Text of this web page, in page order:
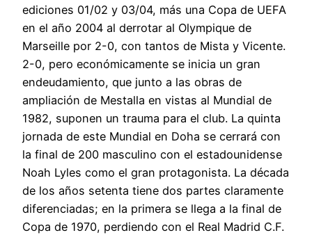
ediciones 01/02 y 03/04, más una Copa de UEFA
en el año 2004 al derrotar al Olympique de
Marseille por 2-0, con tantos de Mista y Vicente.
2-0, pero económicamente se inicia un gran
endeudamiento, que junto a las obras de
ampliación de Mestalla en vistas al Mundial de
1982, suponen un trauma para el club. La quinta
jornada de este Mundial en Doha se cerrará con
la final de 200 masculino con el estadounidense
Noah Lyles como el gran protagonista. La década
de los años setenta tiene dos partes claramente
diferenciadas; en la primera se llega a la final de
Copa de 1970, perdiendo con el Real Madrid C.F.